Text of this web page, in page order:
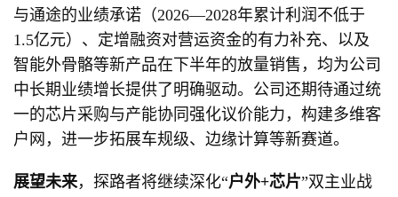
与通途的业绩承诺（2026—2028年累计利润不低于
1.5亿元）、定增融资对营运资金的有力补充、以及
智能外骨骼等新产品在下半年的放量销售，均为公司
中长期业绩增长提供了明确驱动。公司还期待通过统
一的芯片采购与产能协同强化议价能力，构建多维客
户网，进一步拓展车规级、边缘计算等新赛道。
展望未来，探路者将继续深化“户外+芯片”双主业战